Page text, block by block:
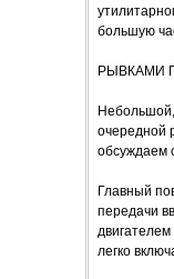
большую
РЫВКАМИ
Небольшой,
очередной
обсуждаем
Главный
передачи
легко